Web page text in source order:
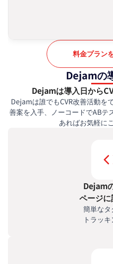
料金プラン
Dejamの
Dejamは導入日から
Dejamは誰でもCVR改善活動を
善案を入手、ノーコードでABテ
あればお気軽に
Dejam
ページ
簡単な
トラッ